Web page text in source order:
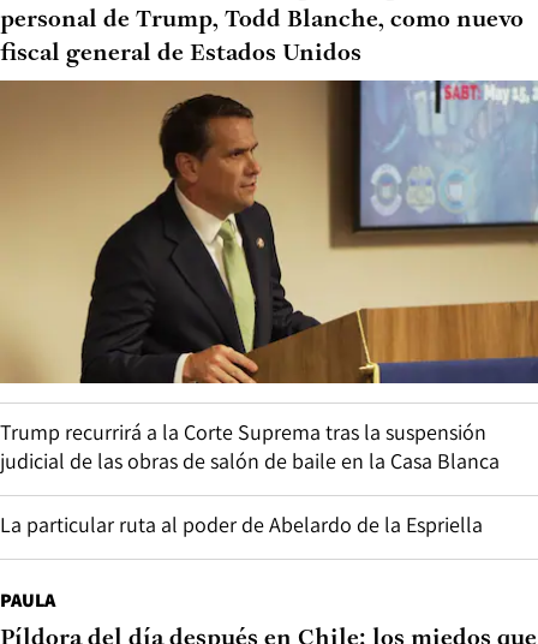
personal de Trump, Todd Blanche, como nuevo
fiscal general de Estados Unidos
Trump recurrirá a la Corte Suprema tras la suspensión
judicial de las obras de salón de baile en la Casa Blanca
La particular ruta al poder de Abelardo de la Espriella
PAULA
Píldora del día después en Chile: los miedos que